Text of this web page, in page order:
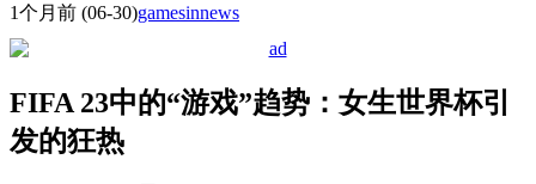
1个月前 (06-30)gamesinnews
FIFA 23中的“游戏”趋势：女生世界杯引
发的狂热